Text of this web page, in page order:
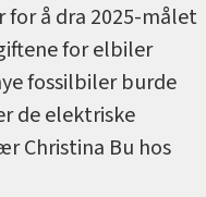
å dra 2025-målet
for elbiler
fossilbiler burde
de elektriske
Christina Bu hos